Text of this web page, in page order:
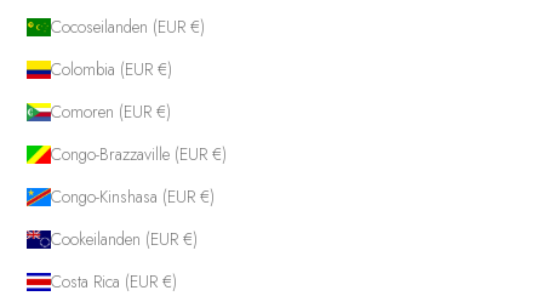
Cocoseilanden (EUR €)
Colombia (EUR €)
Comoren (EUR €)
Congo-Brazzaville (EUR €)
Congo-Kinshasa (EUR €)
Cookeilanden (EUR €)
Costa Rica (EUR €)